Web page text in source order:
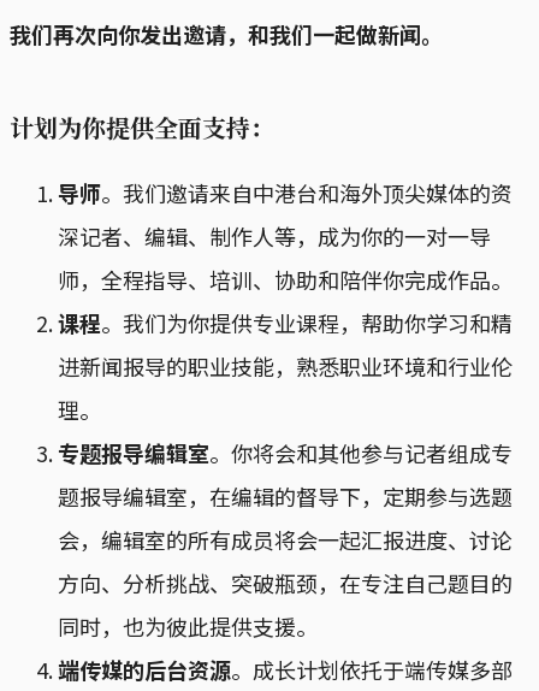
我们再次向你发出邀请，和我们一起做新闻。
计划为你提供全面支持：
导师。我们邀请来自中港台和海外顶尖媒体的资
深记者、编辑、制作人等，成为你的一对一导
师，全程指导、培训、协助和陪伴你完成作品。
课程。我们为你提供专业课程，帮助你学习和精
进新闻报导的职业技能，熟悉职业环境和行业伦
理。
专题报导编辑室。你将会和其他参与记者组成专
题报导编辑室，在编辑的督导下，定期参与选题
会，编辑室的所有成员将会一起汇报进度、讨论
方向、分析挑战、突破瓶颈，在专注自己题目的
同时，也为彼此提供支援。
端传媒的后台资源。成长计划依托于端传媒多部